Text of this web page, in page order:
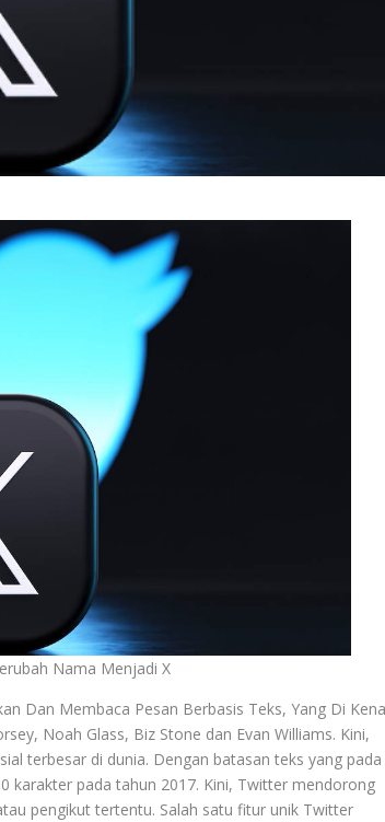
Nama Menjadi X
Dan Membaca Pesan Berbasis Teks, Yang Di
Noah Glass, Biz Stone dan Evan Williams. Kini,
terbesar di dunia. Dengan batasan teks yang pada
karakter pada tahun 2017. Kini, Twitter mendorong
pengikut tertentu. Salah satu fitur unik Twitter